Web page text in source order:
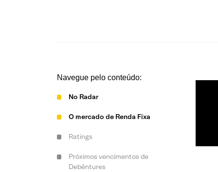
Navegue pelo conteúdo:
No Radar
O mercado de Renda Fixa
Ratings
Próximos vencimentos de
Debêntures